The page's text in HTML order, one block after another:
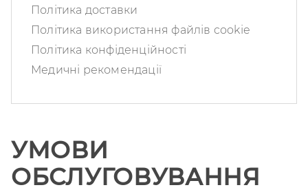
Політика доставки
Політика використання файлів cookie
Політика конфіденційності
Медичні рекомендації
УМОВИ
ОБСЛУГОВУВАННЯ